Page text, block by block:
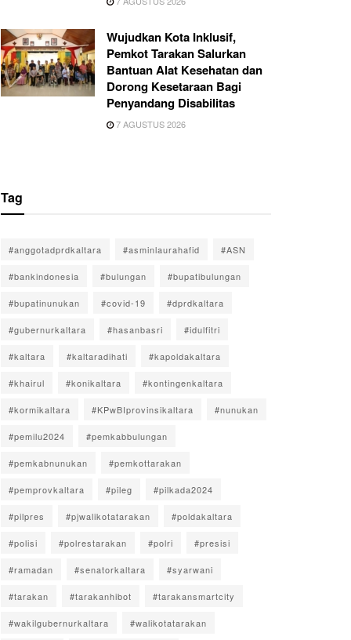
Wujudkan Kota Inklusif,
Pemkot Tarakan Salurkan
Bantuan Alat Kesehatan dan
Dorong Kesetaraan Bagi
Penyandang Disabilitas
7 AGUSTUS 2026
Tag
#anggotadprdkaltara #asminlaurahafid #ASN
#bankindonesia #bulungan #bupatibulungan
#bupatinunukan #covid-19 #dprdkaltara
#gubernurkaltara #hasanbasri #idulfitri
#kaltara #kaltaradihati #kapoldakaltara
#khairul #konikaltara #kontingenkaltara
#kormikaltara #KPwBIprovinsikaltara #nunukan
#pemilu2024 #pemkabbulungan
#pemkabnunukan #pemkottarakan
#pemprovkaltara #pileg #pilkada2024
#pilpres #pjwalikotatarakan #poldakaltara
#polisi #polrestarakan #polri #presisi
#ramadan #senatorkaltara #syarwani
#tarakan #tarakanhibot #tarakansmartcity
#wakilgubernurkaltara #walikotatarakan